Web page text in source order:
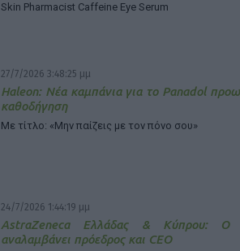
Skin Pharmacist Caffeine Eye Serum
27/7/2026 3:48:25 μμ
Haleon: Νέα καμπάνια για το Panadol
καθοδήγηση
Με τίτλο: «Μην παίζεις με τον πόνο σου»
24/7/2026 1:44:19 μμ
AstraZeneca Ελλάδας & Κύπρου: Ο
αναλαμβάνει πρόεδρος και CEO